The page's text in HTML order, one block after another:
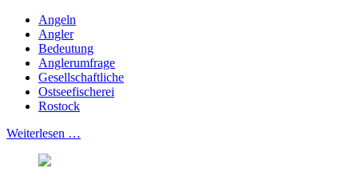
Angeln
Angler
Bedeutung
Anglerumfrage
Gesellschaftliche
Ostseefischerei
Rostock
Weiterlesen …